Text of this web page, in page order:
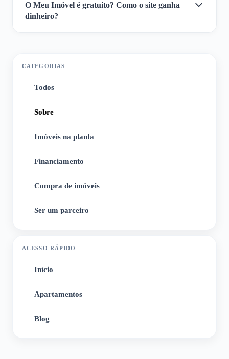
O Meu Imóvel é gratuito? Como o site ganha
dinheiro?
CATEGORIAS
Todos
Sobre
Imóveis na planta
Financiamento
Compra de imóveis
Ser um parceiro
ACESSO RÁPIDO
Início
Apartamentos
Blog